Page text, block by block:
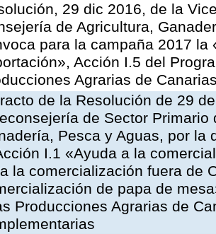
29 dic 2016, de la
de Agricultura,
para la campaña 2017
Acción I.5 del
Agrarias de
de la Resolución de 29
de Sector
Pesca y Aguas, por la
I.1 «Ayuda a la
la comercialización fuera de
de papa de
Producciones Agrarias de